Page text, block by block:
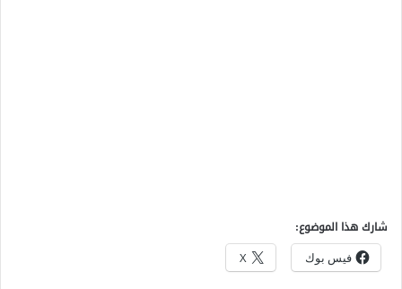
شارك هذا الموضوع:
فيس بوك X